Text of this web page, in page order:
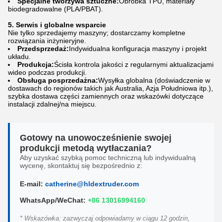
biodegradowalne (PLA/PBAT).
5. Serwis i globalne wsparcie
Nie tylko sprzedajemy maszyny; dostarczamy kompletne
rozwiązania inżynieryjne.
Przedsprzedaż:Indywidualna konfiguracja maszyny i projekt
układu.
Produkcja:Ścisła kontrola jakości z regularnymi aktualizacjami
wideo podczas produkcji.
Obsługa posprzedażna:Wysyłka globalna (doświadczenie w
dostawach do regionów takich jak Australia, Azja Południowa itp.),
szybka dostawa części zamiennych oraz wskazówki dotyczące
instalacji zdalnej/na miejscu.
Gotowy na unowocześnienie swojej
produkcji metodą wytłaczania?
Aby uzyskać szybką pomoc techniczną lub indywidualną
wycenę, skontaktuj się bezpośrednio z:
E-mail: catherine@hldextruder.com
WhatsApp/WeChat: +86 13016994160
* Wskazówka: zazwyczaj odpowiadamy w ciągu 12 godzin,